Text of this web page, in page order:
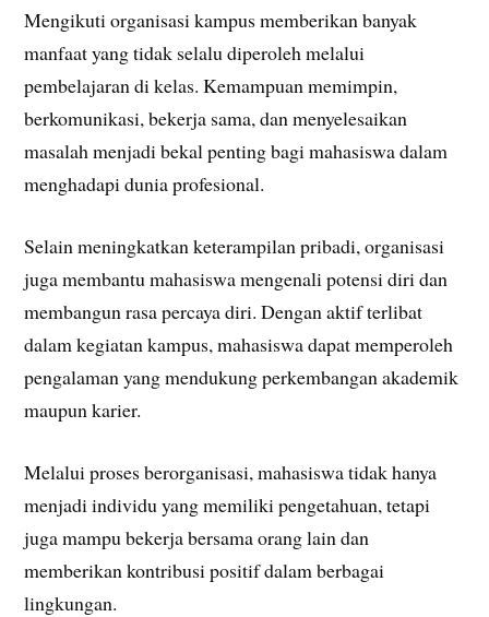
Mengikuti organisasi kampus memberikan banyak
manfaat yang tidak selalu diperoleh melalui
pembelajaran di kelas. Kemampuan memimpin,
berkomunikasi, bekerja sama, dan menyelesaikan
masalah menjadi bekal penting bagi mahasiswa dalam
menghadapi dunia profesional.
Selain meningkatkan keterampilan pribadi, organisasi
juga membantu mahasiswa mengenali potensi diri dan
membangun rasa percaya diri. Dengan aktif terlibat
dalam kegiatan kampus, mahasiswa dapat memperoleh
pengalaman yang mendukung perkembangan akademik
maupun karier.
Melalui proses berorganisasi, mahasiswa tidak hanya
menjadi individu yang memiliki pengetahuan, tetapi
juga mampu bekerja bersama orang lain dan
memberikan kontribusi positif dalam berbagai
lingkungan.